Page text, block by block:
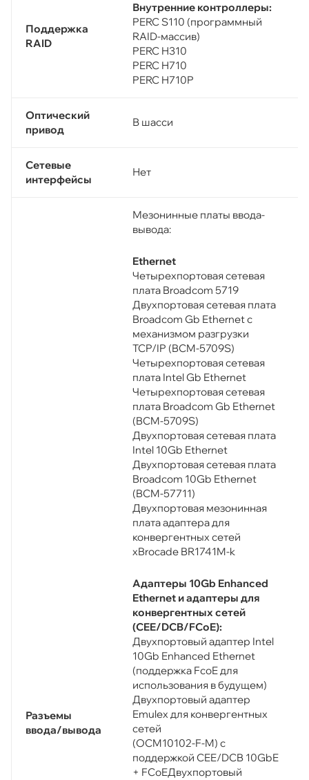
Поддержка
RAID
Внутренние контроллеры:
PERC S110 (программный
RAID-массив)
PERC H310
PERC H710
PERC H710P
Оптический
привод
В шасси
Сетевые
интерфейсы
Нет
Разъемы
ввода/вывода
Мезонинные платы ввода-
вывода:
Ethernet
Четырехпортовая сетевая
плата Broadcom 5719
Двухпортовая сетевая плата
Broadcom Gb Ethernet с
механизмом разгрузки
TCP/IP (BCM-5709S)
Четырехпортовая сетевая
плата Intel Gb Ethernet
Четырехпортовая сетевая
плата Broadcom Gb Ethernet
(BCM-5709S)
Двухпортовая сетевая плата
Intel 10Gb Ethernet
Двухпортовая сетевая плата
Broadcom 10Gb Ethernet
(BCM-57711)
Двухпортовая мезонинная
плата адаптера для
конвергентных сетей
хBrocade BR1741M-k
Адаптеры 10Gb Enhanced
Ethernet и адаптеры для
конвергентных сетей
(CEE/DCB/FCoE):
Двухпортовый адаптер Intel
10Gb Enhanced Ethernet
(поддержка FcoE для
использования в будущем)
Двухпортовый адаптер
Emulex для конвергентных
сетей
(OCM10102-F-M) с
поддержкой CEE/DCB 10GbE
+ FCoEДвухпортовый